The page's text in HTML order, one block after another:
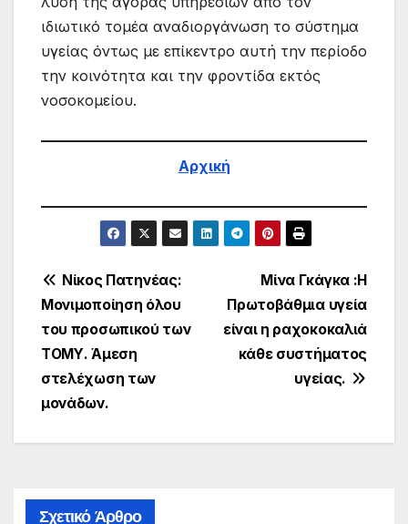
ιδιωτικό τομέα αναδιοργάνωση το σύστημα
υγείας όντως με επίκεντρο αυτή την περίοδο
την κοινότητα και την φροντίδα εκτός
νοσοκομείου.
Αρχική
Πλοήγηση
άρθρων
Μίνα Γκάγκα :Η
Πρωτοβάθμια υγεία
είναι η ραχοκοκαλιά
κάθε συστήματος
υγείας.
Νίκος Πατηνέας:
Μονιμοποίηση όλου
του προσωπικού των
ΤΟΜΥ. Άμεση
στελέχωση των
μονάδων.
Σχετικό Άρθρο